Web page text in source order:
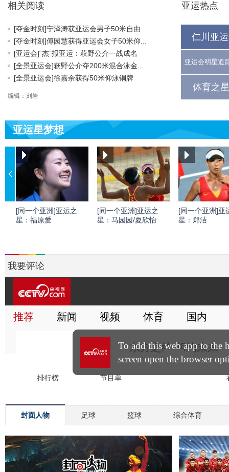
相关阅读
[夺金时刻]宁泽涛获亚运会男子50米自由...
[夺金时刻]傅园慧获得亚运会女子50米仰...
[亚运会]“杰”报亚运：萩野公介一战成名
[全景亚运会]萩野公介夺200米混合泳金...
[全景亚运会]徐嘉余获得50米仰泳铜牌
编辑：刘岩
亚运热点
仁川亚
亚运会明星追
体育之
亚运星梦想
[同一个亚洲]亚运之
星：福原爱
[同一个亚洲]亚运之
星：马园园/夏欣怡
[同一个亚洲]亚
星：郑洁
我要评论
封面人物 足球 篮球 综合体育